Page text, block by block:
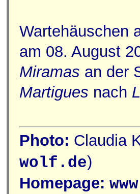
Wartehäuschen
am 08. August
Miramas an der
Martigues nach
Photo: Claudia
wolf.de)
Homepage: